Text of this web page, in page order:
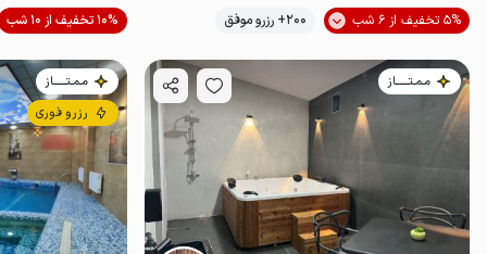
5% تخفیف از 6 شب
200+ رزرو موفق موقعیت در نقشه
10% تخفیف از 10 شب
مـمـتــــــاز
مـمـتــــــاز
رزرو فوری